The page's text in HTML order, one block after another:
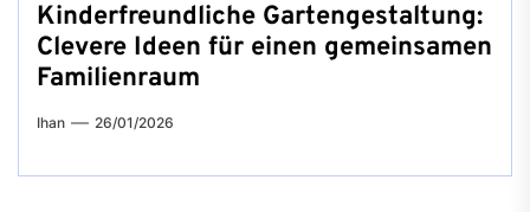
Kinderfreundliche Gartengestaltung:
Clevere Ideen für einen gemeinsamen
Familienraum
Ihan 26/01/2026